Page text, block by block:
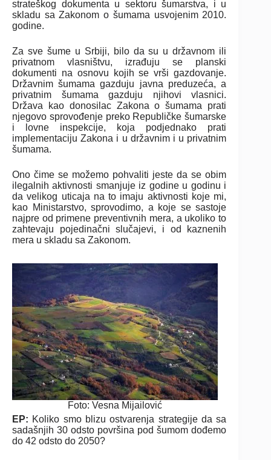
strateškog dokumenta u sektoru šumarstva, i u
skladu sa Zakonom o šumama usvojenim 2010.
godine.
Za sve šume u Srbiji, bilo da su u državnom ili
privatnom vlasništvu, izrađuju se planski
dokumenti na osnovu kojih se vrši gazdovanje.
Državnim šumama gazduju javna preduzeća, a
privatnim šumama gazduju njihovi vlasnici.
Država kao donosilac Zakona o šumama prati
njegovo sprovođenje preko Republičke šumarske
i lovne inspekcije, koja podjednako prati
implementaciju Zakona i u državnim i u privatnim
šumama.
Ono čime se možemo pohvaliti jeste da se obim
ilegalnih aktivnosti smanjuje iz godine u godinu i
da velikog uticaja na to imaju aktivnosti koje mi,
kao Ministarstvo, sprovodimo, a koje se sastoje
najpre od primene preventivnih mera, a ukoliko to
zahtevaju pojedinačni slučajevi, i od kaznenih
mera u skladu sa Zakonom.
Foto: Vesna Mijailović
EP: Koliko smo blizu ostvarenja strategije da sa
sadašnjih 30 odsto površina pod šumom dođemo
do 42 odsto do 2050?